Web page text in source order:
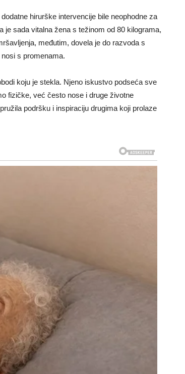
hirurške intervencije bile neophodne za
je sada vitalna žena s težinom od 80 kilograma,
međutim, dovela je do razvoda s
s promenama.
koju je stekla. Njeno iskustvo podseća sve
fizičke, već često nose i druge životne
podršku i inspiraciju drugima koji prolaze